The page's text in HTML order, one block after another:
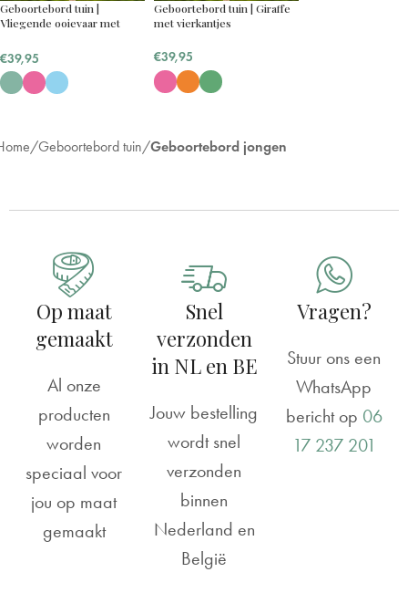
Geboortebord tuin |
Vliegende ooievaar met
€39,95
Geboortebord tuin | Giraffe
met vierkantjes
€39,95
Geboortebord tuin Geboortebord jongen
Op maat
gemaakt
Al onze
producten
worden
speciaal voor
jou op maat
gemaakt
Snel
verzonden
in NL en BE
Jouw bestelling
wordt snel
verzonden
binnen
Nederland en
België
Vragen?
Stuur ons een
WhatsApp
bericht op 06
17 237 201